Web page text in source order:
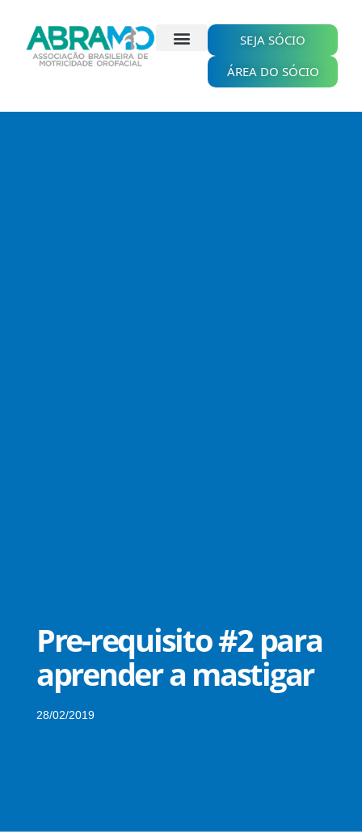
conteúdo
SEJA SÓCIO
ÁREA DO SÓCIO
Pre-requisito #2 para
aprender a mastigar
28/02/2019